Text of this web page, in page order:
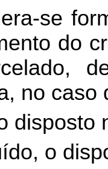
se
do
no caso
disposto
o